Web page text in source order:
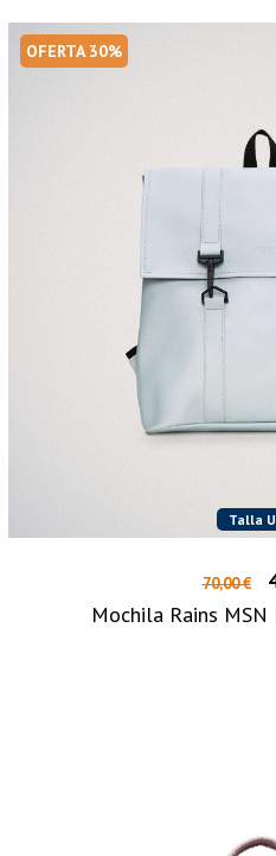
OFERTA 30%
Talla
70,00 €
Mochila Rains